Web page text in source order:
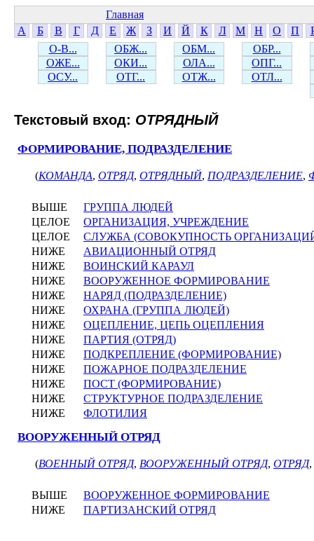
Главная
А
Б В Г Д Е Ж З И Й К Л М Н О П
О-В...
ОБЖ... ОБМ...
ОБР...
ОЖЕ...
ОКИ... ОЛА...
ОПГ...
ОСУ...
ОТГ... ОТЖ... ОТЛ...
Текстовый вход: ОТРЯДНЫЙ
ФОРМИРОВАНИЕ, ПОДРАЗДЕЛЕНИЕ
(КОМАНДА, ОТРЯД, ОТРЯДНЫЙ, ПОДРАЗДЕЛЕНИЕ,
ВЫШЕ
ГРУППА ЛЮДЕЙ
ЦЕЛОЕ
ОРГАНИЗАЦИЯ, УЧРЕЖДЕНИЕ
ЦЕЛОЕ
СЛУЖБА (СОВОКУПНОСТЬ
НИЖЕ
АВИАЦИОННЫЙ ОТРЯД
НИЖЕ
ВОИНСКИЙ КАРАУЛ
НИЖЕ
ВООРУЖЕННОЕ ФОРМИРОВАНИЕ
НИЖЕ
НАРЯД (ПОДРАЗДЕЛЕНИЕ)
НИЖЕ
ОХРАНА (ГРУППА ЛЮДЕЙ)
НИЖЕ
ОЦЕПЛЕНИЕ, ЦЕПЬ ОЦЕПЛЕНИЯ
НИЖЕ
ПАРТИЯ (ОТРЯД)
НИЖЕ
ПОДКРЕПЛЕНИЕ (ФОРМИРОВАНИЕ)
НИЖЕ
ПОЖАРНОЕ ПОДРАЗДЕЛЕНИЕ
НИЖЕ
ПОСТ (ФОРМИРОВАНИЕ)
НИЖЕ
СТРУКТУРНОЕ ПОДРАЗДЕЛЕНИЕ
НИЖЕ
ФЛОТИЛИЯ
ВООРУЖЕННЫЙ ОТРЯД
(ВОЕННЫЙ ОТРЯД, ВООРУЖЕННЫЙ ОТРЯД, ОТРЯД,
ВЫШЕ
ВООРУЖЕННОЕ ФОРМИРОВАНИЕ
НИЖЕ
ПАРТИЗАНСКИЙ ОТРЯД